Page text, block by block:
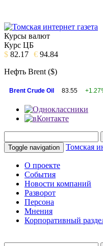
Курсы валют
Курс ЦБ
$ 82.17 € 94.84
Нефть Brent ($)
Brent Crude Oil 83.55
Toggle navigation Томская
О проекте
События
Новости компаний
Разворот
Персона
Мнения
Корпоративный